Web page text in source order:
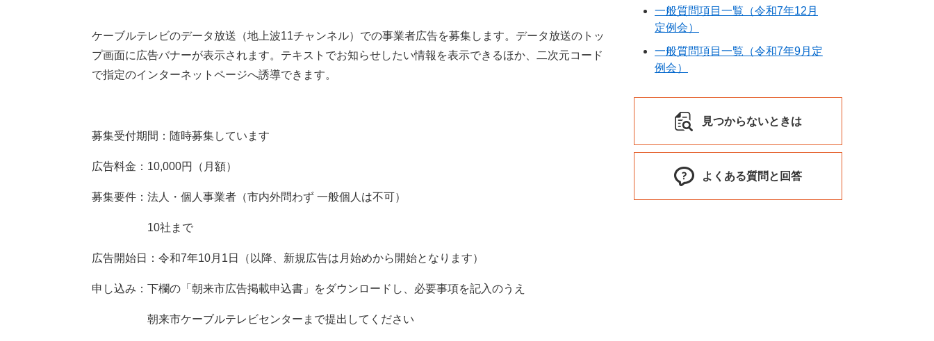
ケーブルテレビのデータ放送（地上波11チャンネル）での事業者広告を募集します。データ放送のトッ
プ画面に広告バナーが表示されます。テキストでお知らせしたい情報を表示できるほか、二次元コード
で指定のインターネットページへ誘導できます。
募集受付期間：随時募集しています
広告料金：10,000円（月額）
募集要件：法人・個人事業者（市内外問わず 一般個人は不可）
10社まで
広告開始日：令和7年10月1日（以降、新規広告は月始めから開始となります）
申し込み：下欄の「朝来市広告掲載申込書」をダウンロードし、必要事項を記入のうえ
朝来市ケーブルテレビセンターまで提出してください
一般質問項目一覧（令和7年12月
定例会）
一般質問項目一覧（令和7年9月定
例会）
見つからないときは
よくある質問と回答